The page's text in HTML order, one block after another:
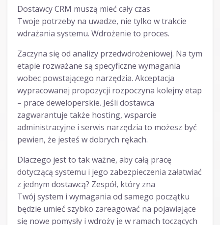
Dostawcy CRM muszą mieć cały czas
Twoje potrzeby na uwadze, nie tylko w trakcie
wdrażania systemu. Wdrożenie to proces.
Zaczyna się od analizy przedwdrożeniowej. Na tym
etapie rozważane są specyficzne wymagania
wobec powstającego narzędzia. Akceptacja
wypracowanej propozycji rozpoczyna kolejny etap
– prace deweloperskie. Jeśli dostawca
zagwarantuje także hosting, wsparcie
administracyjne i serwis narzędzia to możesz być
pewien, że jesteś w dobrych rękach.
Dlaczego jest to tak ważne, aby całą pracę
dotyczącą systemu i jego zabezpieczenia załatwiać
z jednym dostawcą? Zespół, który zna
Twój system i wymagania od samego początku
będzie umieć szybko zareagować na pojawiające
się nowe pomysły i wdroży je w ramach toczących